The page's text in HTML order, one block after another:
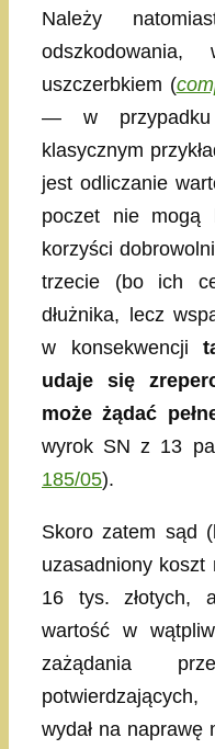
Należy
uszczerbkiem (
— w przypadku
klasycznym
jest odliczanie
poczet nie mogą
korzyści
trzecie (bo ich
dłużnika, lecz
w konsekwencji
udaje się
może żądać
wyrok SN z 13
185/05).
Skoro zatem sąd
uzasadniony koszt
16 tys. złotych,
wartość w
zażądania
wydał na